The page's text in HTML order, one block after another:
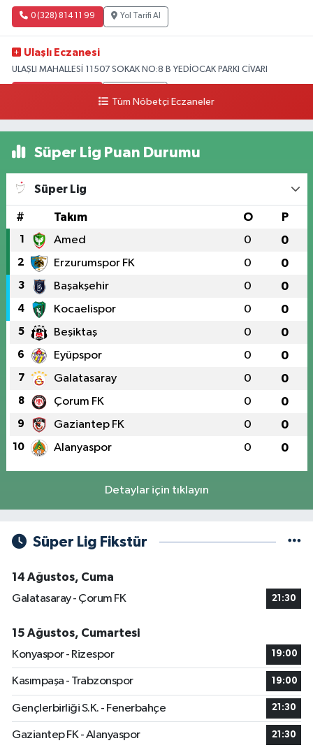
0 (328) 814 11 99 Yol Tarifi Al
Ulaşlı Eczanesi
ULAŞLI MAHALLESİ 11507 SOKAK NO:8 B YEDİOCAK PARKI CİVARI
Tüm Nöbetçi Eczaneler
Süper Lig Puan Durumu
Süper Lig
# Takım O P
1 Amed 0 0
2 Erzurumspor FK 0 0
3 Başakşehir 0 0
4 Kocaelispor 0 0
5 Beşiktaş 0 0
6 Eyüpspor 0 0
7 Galatasaray 0 0
8 Çorum FK 0 0
9 Gaziantep FK 0 0
10 Alanyaspor 0 0
Detaylar için tıklayın
Süper Lig Fikstür
14 Ağustos, Cuma
Galatasaray - Çorum FK
21:30
15 Ağustos, Cumartesi
Konyaspor - Rizespor
19:00
Kasımpaşa - Trabzonspor 19:00
Gençlerbirliği S.K. - Fenerbahçe 21:30
Gaziantep FK - Alanyaspor 21:30